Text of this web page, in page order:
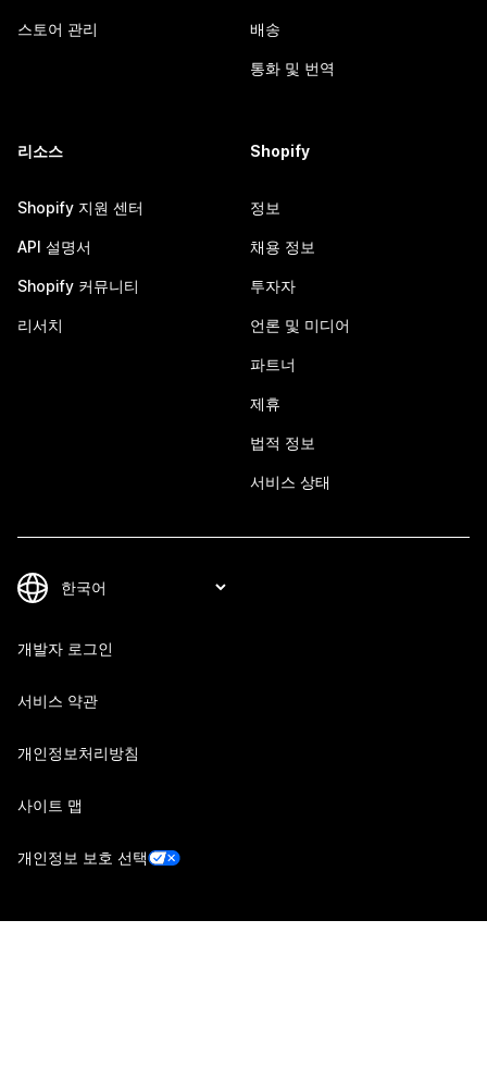
스토어 관리 배송
통화 및 번역
리소스
Shopify 지원 센터
API 설명서
Shopify 커뮤니티
리서치
Shopify
정보
채용 정보
투자자
언론 및 미디어
파트너
제휴
법적 정보
서비스 상태
개발자 로그인
서비스 약관
개인정보처리방침
사이트 맵
개인정보 보호 선택